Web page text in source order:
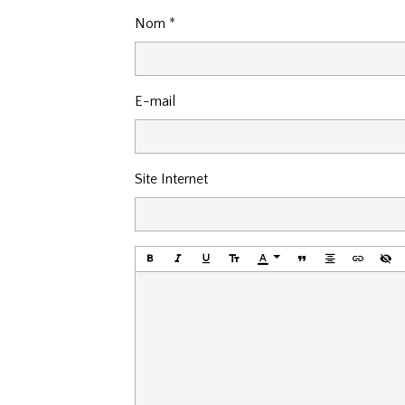
Nom
E-mail
Site Internet